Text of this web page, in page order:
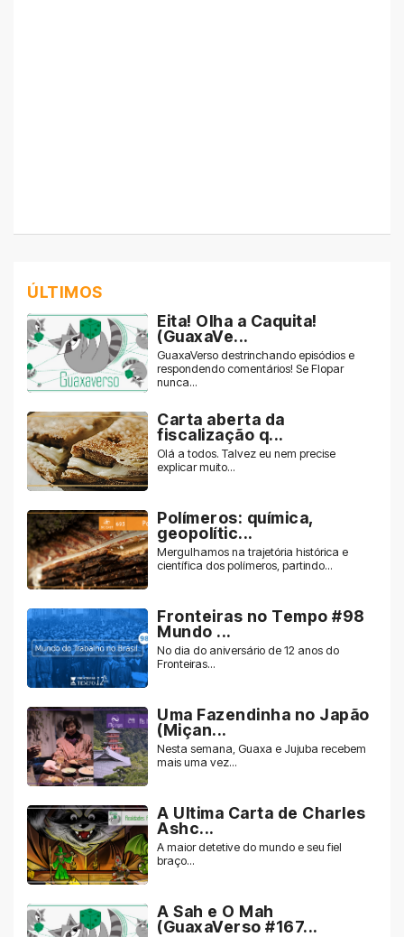
ÚLTIMOS
Eita! Olha a Caquita!
(GuaxaVe...
GuaxaVerso destrinchando episódios e
respondendo comentários! Se Flopar
nunca...
Carta aberta da
fiscalização q...
Olá a todos. Talvez eu nem precise
explicar muito...
Polímeros: química,
geopolític...
Mergulhamos na trajetória histórica e
científica dos polímeros, partindo...
Fronteiras no Tempo #98
Mundo ...
No dia do aniversário de 12 anos do
Fronteiras...
Uma Fazendinha no Japão
(Miçan...
Nesta semana, Guaxa e Jujuba recebem
mais uma vez...
A Ultima Carta de Charles
Ashc...
A maior detetive do mundo e seu fiel
braço...
A Sah e O Mah
(GuaxaVerso #167...